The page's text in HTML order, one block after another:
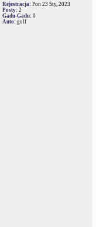
Rejestracja: Pon 23 Sty, 2023
Posty: 2
Gadu-Gadu: 0
Auto: golf